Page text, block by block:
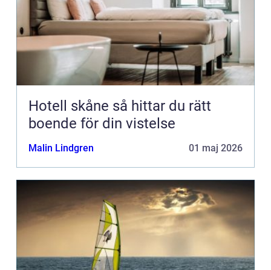
Hotell skåne så hittar du rätt
boende för din vistelse
Malin Lindgren 01 maj 2026